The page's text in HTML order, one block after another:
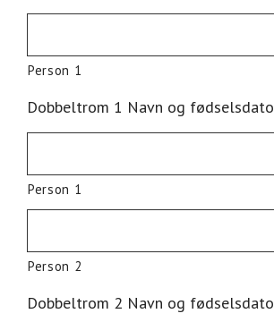
Person 1
Dobbeltrom 1 Navn og fødselsdato
Person 1
Person 2
Dobbeltrom 2 Navn og fødselsdato